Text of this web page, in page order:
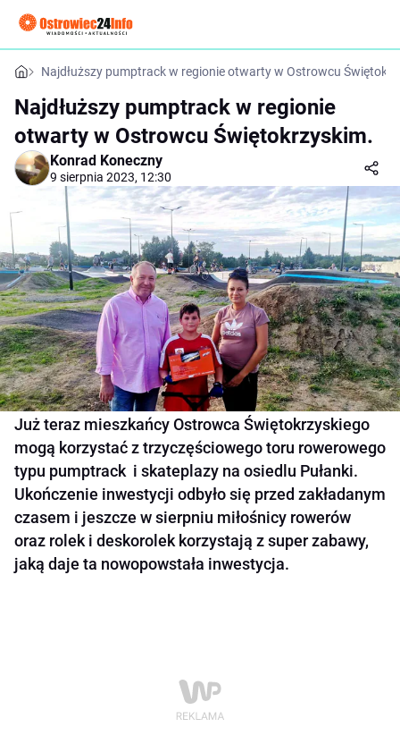
Najdłuższy pumptrack w regionie otwarty w Ostrowcu
Najdłuższy pumptrack w regionie
otwarty w Ostrowcu Świętokrzyskim.
Konrad Koneczny
9 sierpnia 2023, 12:30
Już teraz mieszkańcy Ostrowca Świętokrzyskiego
mogą korzystać z trzyczęściowego toru rowerowego
typu pumptrack i skateplazy na osiedlu Pułanki.
Ukończenie inwestycji odbyło się przed zakładanym
czasem i jeszcze w sierpniu miłośnicy rowerów
oraz rolek i deskorolek korzystają z super zabawy,
jaką daje ta nowopowstała inwestycja.